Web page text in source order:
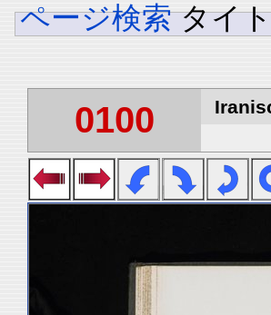
ページ検索 タイ
0100